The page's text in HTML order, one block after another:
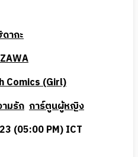
ากะ
Comics (Girl)
มรัก การ์ตูนผู้หญิง
(05:00 PM) ICT